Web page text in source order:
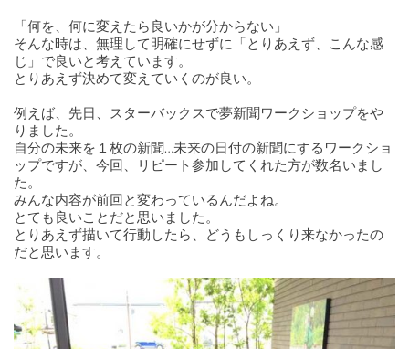
「何を、何に変えたら良いかが分からない」
そんな時は、無理して明確にせずに「とりあえず、こんな感
じ」で良いと考えています。
とりあえず決めて変えていくのが良い。
例えば、先日、スターバックスで夢新聞ワークショップをや
りました。
自分の未来を１枚の新聞…未来の日付の新聞にするワークショ
ップですが、今回、リピート参加してくれた方が数名いまし
た。
みんな内容が前回と変わっているんだよね。
とても良いことだと思いました。
とりあえず描いて行動したら、どうもしっくり来なかったの
だと思います。